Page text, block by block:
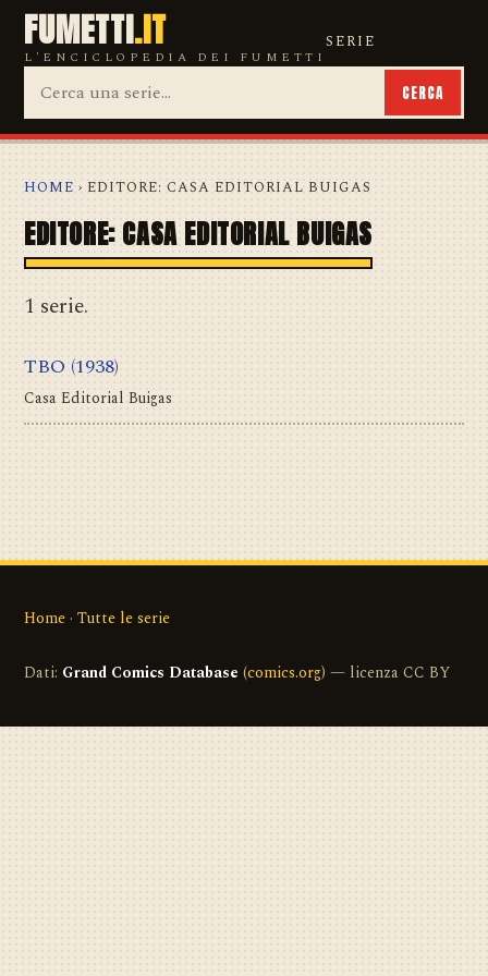
FUMETTI.IT
L'ENCICLOPEDIA DEI FUMETTI
SERIE
CERCA
HOME › EDITORE: CASA EDITORIAL BUIGAS
EDITORE: CASA EDITORIAL BUIGAS
1 serie.
TBO (1938)
Casa Editorial Buigas
Home · Tutte le serie
Dati: Grand Comics Database (comics.org) — licenza CC BY